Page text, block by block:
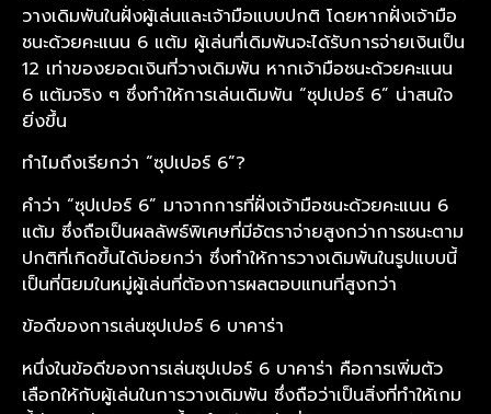
วางเดิมพันในฝั่งผู้เล่นและเจ้ามือแบบปกติ โดยหากฝั่งเจ้ามือ
ชนะด้วยคะแนน 6 แต้ม ผู้เล่นที่เดิมพันจะได้รับการจ่ายเงินเป็น
12 เท่าของยอดเงินที่วางเดิมพัน หากเจ้ามือชนะด้วยคะแนน
6 แต้มจริง ๆ ซึ่งทำให้การเล่นเดิมพัน “ซุปเปอร์ 6” น่าสนใจ
ยิ่งขึ้น
ทำไมถึงเรียกว่า “ซุปเปอร์ 6”?
คำว่า “ซุปเปอร์ 6” มาจากการที่ฝั่งเจ้ามือชนะด้วยคะแนน 6
แต้ม ซึ่งถือเป็นผลลัพธ์พิเศษที่มีอัตราจ่ายสูงกว่าการชนะตาม
ปกติที่เกิดขึ้นได้บ่อยกว่า ซึ่งทำให้การวางเดิมพันในรูปแบบนี้
เป็นที่นิยมในหมู่ผู้เล่นที่ต้องการผลตอบแทนที่สูงกว่า
ข้อดีของการเล่นซุปเปอร์ 6 บาคาร่า
หนึ่งในข้อดีของการเล่นซุปเปอร์ 6 บาคาร่า คือการเพิ่มตัว
เลือกให้กับผู้เล่นในการวางเดิมพัน ซึ่งถือว่าเป็นสิ่งที่ทำให้เกม